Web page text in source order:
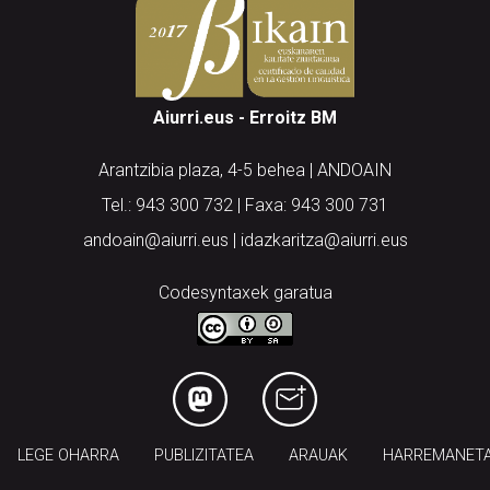
Aiurri.eus - Erroitz BM
Arantzibia plaza, 4-5 behea | ANDOAIN
Tel.: 943 300 732 | Faxa: 943 300 731
andoain@aiurri.eus | idazkaritza@aiurri.eus
Codesyntaxek garatua
LEGE OHARRA PUBLIZITATEA ARAUAK